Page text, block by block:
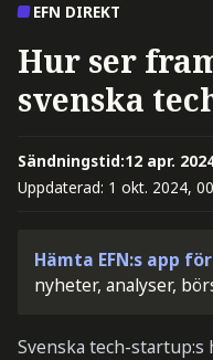
EFN DIREKT
Hur ser
svenska
Sändningstid:12 apr.
Uppdaterad: 1 okt. 2024,
Hämta EFN:s app
nyheter, analyser,
Svenska tech-startup:s